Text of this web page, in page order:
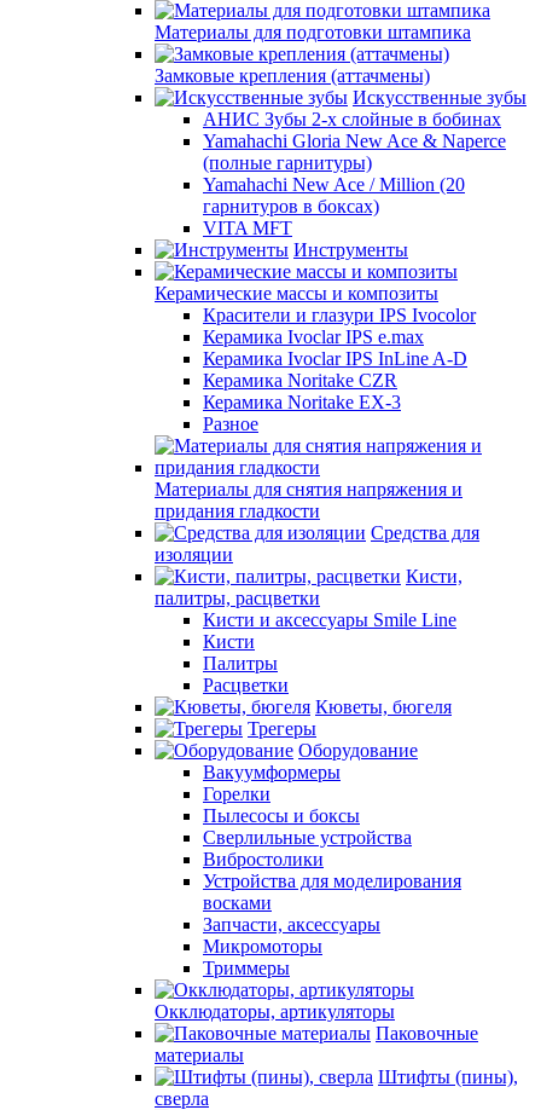
Материалы для подготовки штампика
Замковые крепления (аттачмены)
Искусственные зубы
АНИС Зубы 2-х слойные в бобинах
Yamahachi Gloria New Ace & Naperce
(полные гарнитуры)
Yamahachi New Ace / Million (20
гарнитуров в боксах)
VITA MFT
Инструменты
Керамические массы и композиты
Красители и глазури IPS Ivocolor
Керамика Ivoclar IPS e.max
Керамика Ivoclar IPS InLine A-D
Керамика Noritake CZR
Керамика Noritake EX-3
Разное
Материалы для снятия напряжения и
придания гладкости
Средства для
изоляции
Кисти,
палитры, расцветки
Кисти и аксессуары Smile Line
Кисти
Палитры
Расцветки
Кюветы, бюгеля
Трегеры
Оборудование
Вакуумформеры
Горелки
Пылесосы и боксы
Сверлильные устройства
Вибростолики
Устройства для моделирования
восками
Запчасти, аксессуары
Микромоторы
Триммеры
Окклюдаторы, артикуляторы
Паковочные
материалы
Штифты (пины),
сверла